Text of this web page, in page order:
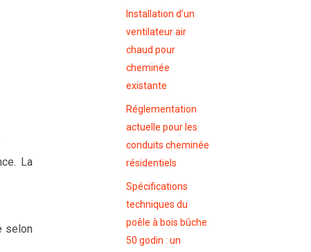
La
selon
Installation d’un
ventilateur air
chaud pour
cheminée
existante
Réglementation
actuelle pour les
conduits cheminée
résidentiels
Spécifications
techniques du
poêle à bois bûche
50 godin : un